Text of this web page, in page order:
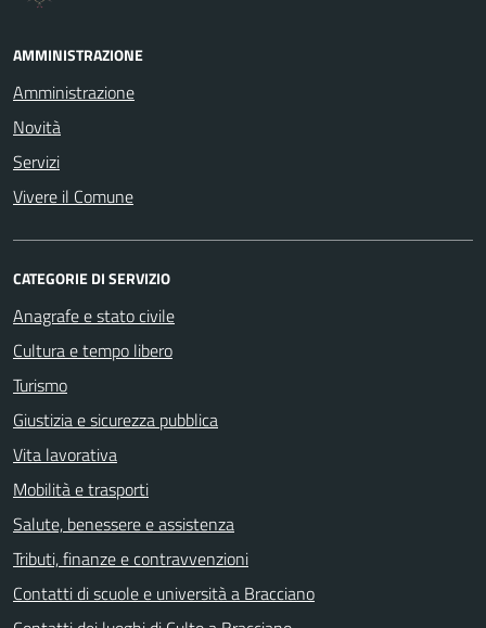
AMMINISTRAZIONE
Amministrazione
Novità
Servizi
Vivere il Comune
CATEGORIE DI SERVIZIO
Anagrafe e stato civile
Cultura e tempo libero
Turismo
Giustizia e sicurezza pubblica
Vita lavorativa
Mobilità e trasporti
Salute, benessere e assistenza
Tributi, finanze e contravvenzioni
Contatti di scuole e università a Bracciano